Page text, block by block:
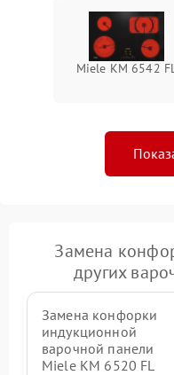
Miele KM 6542
Замена
других
Замена конфорки
индукционной
варочной панели
Miele KM 6520 FL